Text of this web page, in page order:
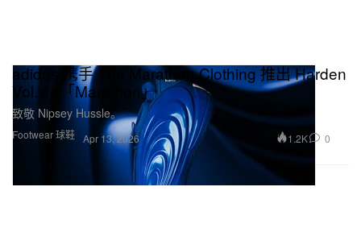
Footwear 球鞋
adidas 携手 The Marathon Clothing 推出 Harden
Vol. 10「Marathon」
致敬 Nipsey Hussle。
Apr 13, 2026 1.2K 0